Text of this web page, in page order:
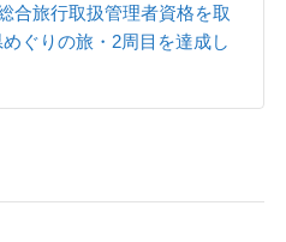
合旅行取扱管理者資格を取
ぐりの旅・2周目を達成し